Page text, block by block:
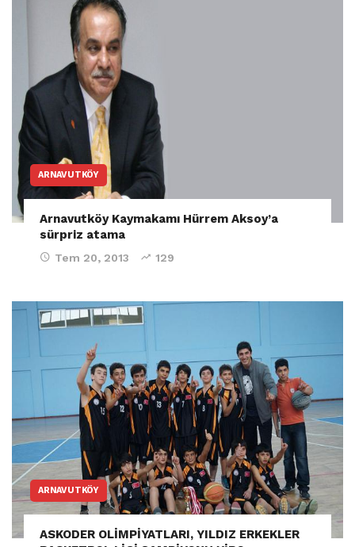
ARNAVUTKÖY
Arnavutköy Kaymakamı Hürrem Aksoy’a
sürpriz atama
Tem 20, 2013 129
ARNAVUTKÖY
ASKODER OLİMPİYATLARI, YILDIZ ERKEKLER